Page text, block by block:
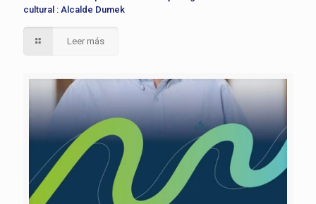
cultural : Alcalde Dumek
Leer más